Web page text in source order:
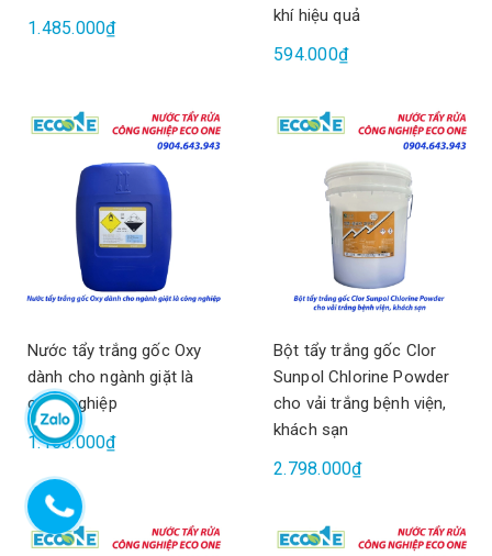
1.485.000₫
khí hiệu quả
594.000₫
Nước tẩy trắng gốc Oxy
dành cho ngành giặt là
công nghiệp
1.150.000₫
Bột tẩy trắng gốc Clor
Sunpol Chlorine Powder
cho vải trắng bệnh viện,
khách sạn
2.798.000₫